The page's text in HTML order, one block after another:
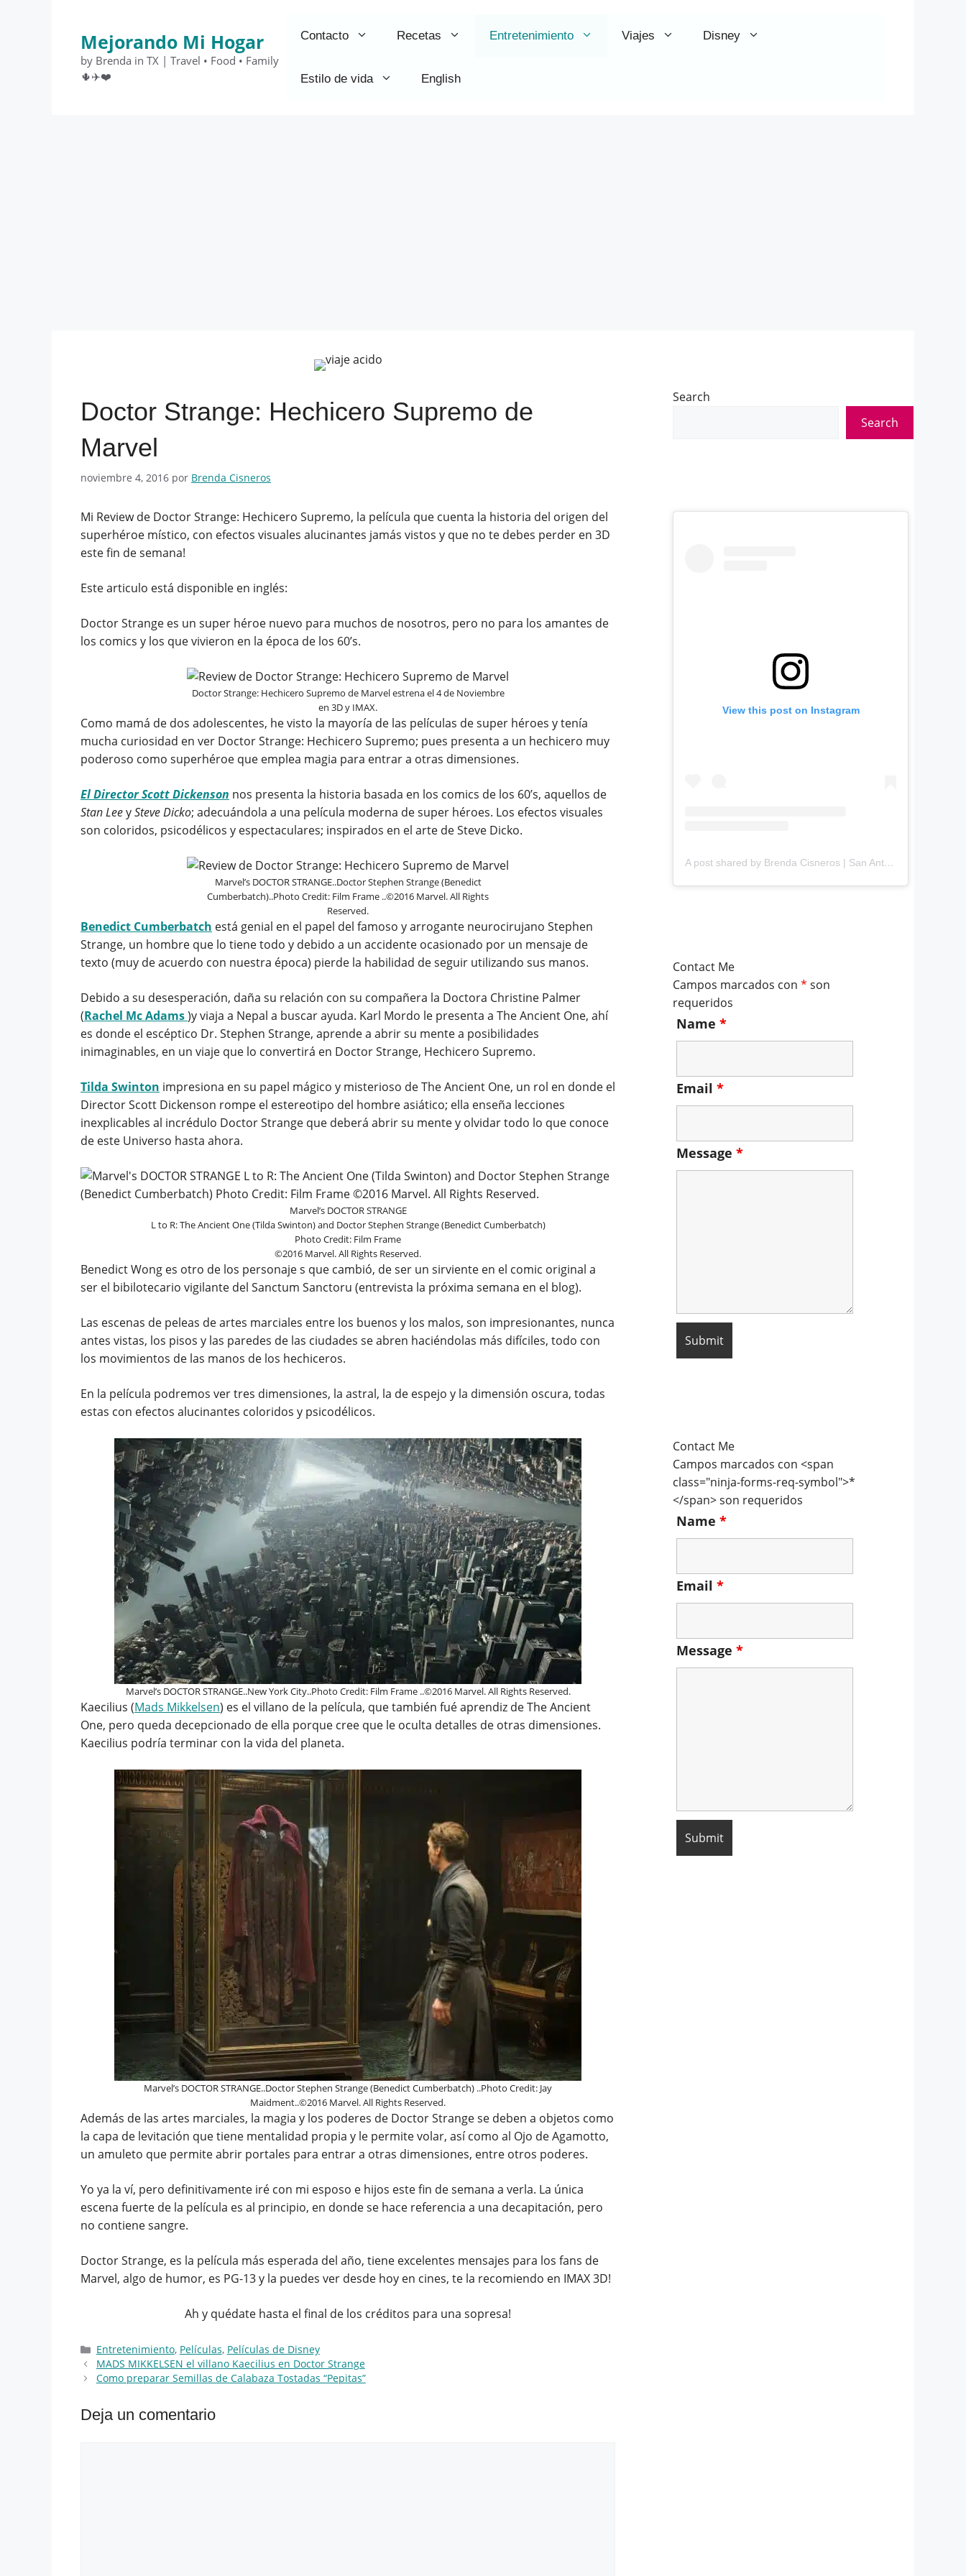
Mejorando Mi Hogar
by Brenda in TX | Travel • Food • Family
🌵✈️❤️
Contacto Recetas Entretenimiento Viajes Disney
Estilo de vida English
Doctor Strange: Hechicero Supremo de
Marvel
noviembre 4, 2016 por Brenda Cisneros
Mi Review de Doctor Strange: Hechicero Supremo, la película que cuenta la historia del origen del
superhéroe místico, con efectos visuales alucinantes jamás vistos y que no te debes perder en 3D
este fin de semana!
Este articulo está disponible en inglés:
Doctor Strange es un super héroe nuevo para muchos de nosotros, pero no para los amantes de
los comics y los que vivieron en la época de los 60’s.
Doctor Strange: Hechicero Supremo de Marvel estrena el 4 de Noviembre
en 3D y IMAX.
Como mamá de dos adolescentes, he visto la mayoría de las películas de super héroes y tenía
mucha curiosidad en ver Doctor Strange: Hechicero Supremo; pues presenta a un hechicero muy
poderoso como superhéroe que emplea magia para entrar a otras dimensiones.
El Director Scott Dickenson nos presenta la historia basada en los comics de los 60’s, aquellos de
Stan LeeySteve Dicko; adecuándola a una película moderna de super héroes. Los efectos visuales
son coloridos, psicodélicos y espectaculares; inspirados en el arte de Steve Dicko.
Marvel’s DOCTOR STRANGE..Doctor Stephen Strange (Benedict
Cumberbatch)..Photo Credit: Film Frame ..©2016 Marvel. All Rights
Reserved.
Benedict Cumberbatch está genial en el papel del famoso y arrogante neurocirujano Stephen
Strange, un hombre que lo tiene todo y debido a un accidente ocasionado por un mensaje de
texto (muy de acuerdo con nuestra época) pierde la habilidad de seguir utilizando sus manos.
Debido a su desesperación, daña su relación con su compañera la Doctora Christine Palmer
(Rachel Mc Adams)y viaja a Nepal a buscar ayuda. Karl Mordo le presenta a The Ancient One, ahí
es donde el escéptico Dr. Stephen Strange, aprende a abrir su mente a posibilidades
inimaginables, en un viaje que lo convertirá en Doctor Strange, Hechicero Supremo.
Tilda Swinton impresiona en su papel mágico y misterioso de The Ancient One, un rol en donde el
Director Scott Dickenson rompe el estereotipo del hombre asiático; ella enseña lecciones
inexplicables al incrédulo Doctor Strange que deberá abrir su mente y olvidar todo lo que conoce
de este Universo hasta ahora.
Marvel’s DOCTOR STRANGE
L to R: The Ancient One (Tilda Swinton) and Doctor Stephen Strange (Benedict Cumberbatch)
Photo Credit: Film Frame
©2016 Marvel. All Rights Reserved.
Benedict Wong es otro de los personaje s que cambió, de ser un sirviente en el comic original a
ser el bibilotecario vigilante del Sanctum Sanctoru (entrevista la próxima semana en el blog).
Las escenas de peleas de artes marciales entre los buenos y los malos, son impresionantes, nunca
antes vistas, los pisos y las paredes de las ciudades se abren haciéndolas más difíciles, todo con
los movimientos de las manos de los hechiceros.
En la película podremos ver tres dimensiones, la astral, la de espejo y la dimensión oscura, todas
estas con efectos alucinantes coloridos y psicodélicos.
Marvel’s DOCTOR STRANGE..New York City..Photo Credit: Film Frame ..©2016 Marvel. All Rights Reserved.
Kaecilius (Mads Mikkelsen) es el villano de la película, que también fué aprendiz de The Ancient
One, pero queda decepcionado de ella porque cree que le oculta detalles de otras dimensiones.
Kaecilius podría terminar con la vida del planeta.
Marvel’s DOCTOR STRANGE..Doctor Stephen Strange (Benedict Cumberbatch) ..Photo Credit: Jay
Maidment..©2016 Marvel. All Rights Reserved.
Además de las artes marciales, la magia y los poderes de Doctor Strange se deben a objetos como
la capa de levitación que tiene mentalidad propia y le permite volar, así como al Ojo de Agamotto,
un amuleto que permite abrir portales para entrar a otras dimensiones, entre otros poderes.
Yo ya la ví, pero definitivamente iré con mi esposo e hijos este fin de semana a verla. La única
escena fuerte de la película es al principio, en donde se hace referencia a una decapitación, pero
no contiene sangre.
Doctor Strange, es la película más esperada del año, tiene excelentes mensajes para los fans de
Marvel, algo de humor, es PG-13 y la puedes ver desde hoy en cines, te la recomiendo en IMAX 3D!
Ah y quédate hasta el final de los créditos para una sopresa!
Categorías
Entretenimiento, Películas, Películas de Disney
MADS MIKKELSEN el villano Kaecilius en Doctor Strange
Como preparar Semillas de Calabaza Tostadas “Pepitas”
Deja un comentario
Search
Search
View this post on Instagram
A post shared by Brenda Cisneros | San Antonio Content Creator (@mejorandomihogar)
Contact Me
Campos marcados con * son
requeridos
Name *
Email *
Message *
Contact Me
Campos marcados con <span
class="ninja-forms-req-symbol">*
</span> son requeridos
Name *
Email *
Message *